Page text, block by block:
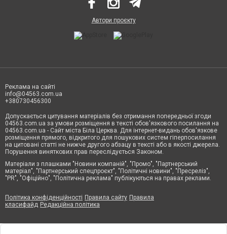
Автори проєкту
Реклама на сайті
info@04563.com.ua
+380730456300
Допускається цитування матеріалів без отримання попередньої згоди
04563.com.ua за умови розміщення в тексті обов'язкового посилання на
04563.com.ua - Сайт міста Біла Церква. Для інтернет-видань обов'язкове
розміщення прямого, відкритого для пошукових систем гіперпосилання
на цитовані статті не нижче другого абзацу в тексті або в якості джерела.
Порушення виняткових прав переслідується Законом.
Матеріали з плашками "Новини компаній", "Промо", "Партнерський
матеріал", "Партнерський спецпроєкт", "Політичні новини", "Пресреліз",
"PR", "Офіційно", "Політична реклама" публікуються на правах реклами.
Політика конфіденційності Правила сайту Правила
класифайд Редакційна політика